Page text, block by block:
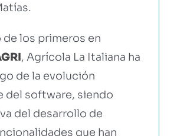
de los primeros en
, Agrícola La Italiana ha
de la evolución
del software, siendo
del desarrollo de
que han